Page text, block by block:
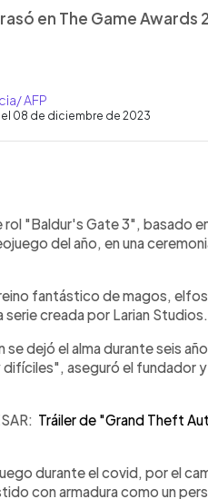
en The Game Awards
AFP
08 de diciembre de 2023
artículo
"Baldur's Gate 3", basado
del año, en una
fantástico de magos,
serie creada por Larian Studios.
se dejó el alma durante seis
difíciles", aseguró el fundador
Tráiler de "Grand Theft
durante el covid, por el
con armadura como un